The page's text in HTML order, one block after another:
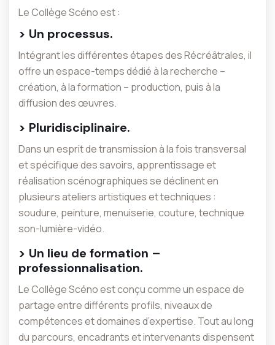
Le Collège Scéno est :
> Un processus.
Intégrant les différentes étapes des Récréâtrales, il
offre un espace-temps dédié à la recherche –
création, à la formation – production, puis à la
diffusion des œuvres.
> Pluridisciplinaire.
Dans un esprit de transmission à la fois transversal
et spécifique des savoirs, apprentissage et
réalisation scénographiques se déclinent en
plusieurs ateliers artistiques et techniques :
soudure, peinture, menuiserie, couture, technique
son-lumière-vidéo.
> Un lieu de formation –
professionnalisation.
Le Collège Scéno est conçu comme un espace de
partage entre différents profils, niveaux de
compétences et domaines d’expertise. Tout au long
du parcours, encadrants et intervenants dispensent